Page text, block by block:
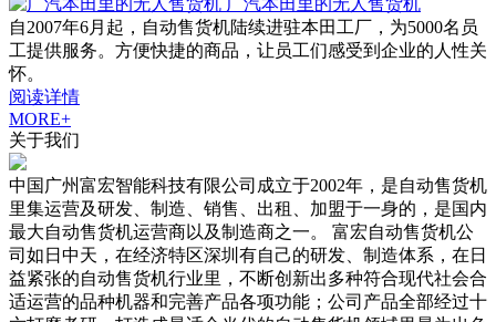
广汽本田里的无人售货机
自2007年6月起，自动售货机陆续进驻本田工厂，为5000名员
工提供服务。方便快捷的商品，让员工们感受到企业的人性关
怀。
阅读详情
MORE+
关于我们
中国广州富宏智能科技有限公司成立于2002年，是自动售货机
里集运营及研发、制造、销售、出租、加盟于一身的，是国内
最大自动售货机运营商以及制造商之一。 富宏自动售货机公
司如日中天，在经济特区深圳有自己的研发、制造体系，在日
益紧张的自动售货机行业里，不断创新出多种符合现代社会合
适运营的品种机器和完善产品各项功能；公司产品全部经过十